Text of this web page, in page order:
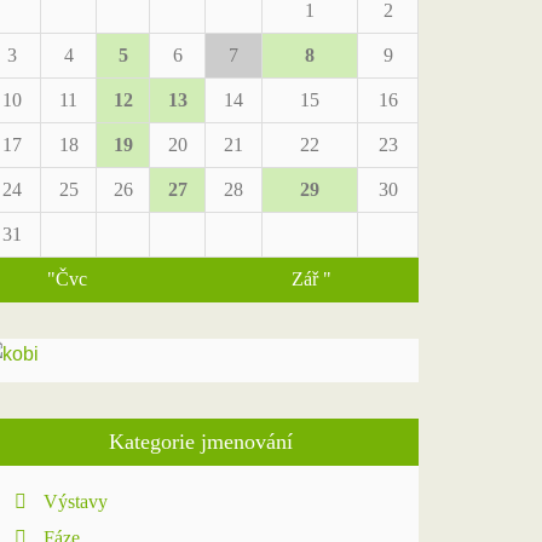
1 2
3 4 5 6 7 8 9
10 11 12 13 14 15 16
17 18 19 20 21 22 23
24 25 26 27 28 29 30
31
"Čvc Zář "
Kategorie jmenování
Výstavy
Fáze